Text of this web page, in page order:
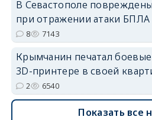
В Севастополе
при отражении атаки БПЛА
8 7143
Крымчанин печатал
3D-принтере в своей
2 6540
Показать все